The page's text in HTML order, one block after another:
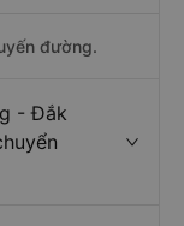
đường.
- Đắk